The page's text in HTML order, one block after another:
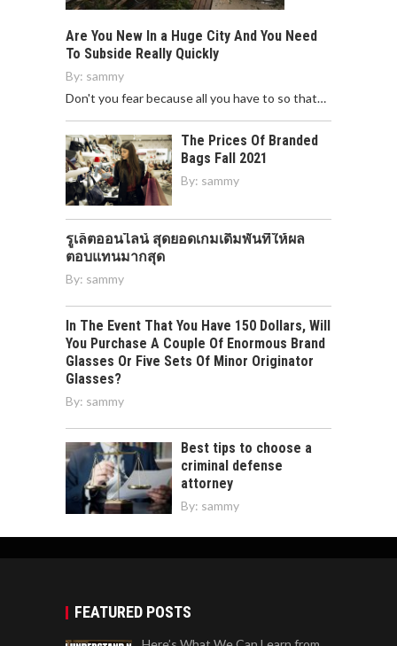
Are You New In a Huge City And You Need
To Subside Really Quickly
By: sammy
Don't you fear because all you have to so that…
The Prices Of Branded
Bags Fall 2021
By: sammy
รูเล็ตออนไลน์ สุดยอดเกมเดิมพันที่ให้ผล
ตอบแทนมากสุด
By: sammy
In The Event That You Have 150 Dollars, Will
You Purchase A Couple Of Enormous Brand
Glasses Or Five Sets Of Minor Originator
Glasses?
By: sammy
Best tips to choose a
criminal defense
attorney
By: sammy
FEATURED POSTS